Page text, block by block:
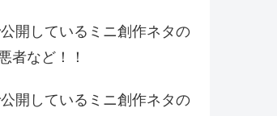
開しているミニ創作ネタの
者など！！
開しているミニ創作ネタの